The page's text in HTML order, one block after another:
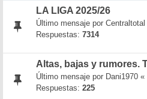
LA LIGA 2025/26
Último mensaje por Centraltotal
Respuestas: 7314
Altas, bajas y rumores.
Último mensaje por Dani1970 «
Respuestas: 225